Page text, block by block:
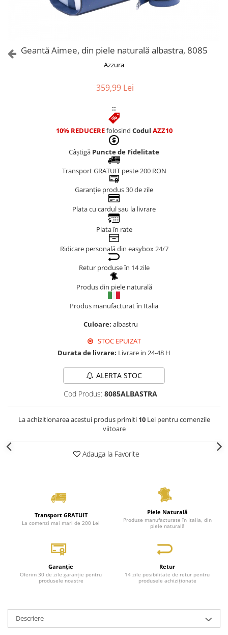
Genți Albe
Geantă Aimee, din piele naturală albastra, 8085
Azzura
359,99 Lei
::
10% REDUCEREfolosind Codul AZZ10
Câștigă Puncte de Fidelitate
Transport GRATUIT peste 200 RON
Garanție produs 30 de zile
Plata cu cardul sau la livrare
Plata în rate
Ridicare personală din easybox 24/7
Retur produse în 14 zile
Produs din piele naturală
Produs manufacturat în Italia
Culoare: albastru
STOC EPUIZAT
Durata de livrare: Livrare in 24-48 H
ALERTA STOC
Cod Produs: 8085ALBASTRA
La achizitionarea acestui produs primiti 10Lei pentru comenzile
viitoare
Adauga la Favorite
Transport GRATUIT
La comenzi mai mari de 200 Lei
Piele Naturală
Produse manufacturate în Italia, din
piele naturală
Garanție
Oferim 30 de zile garanție pentru
produsele noastre
Retur
14 zile posibilitate de retur pentru
produsele achiziționate
Descriere